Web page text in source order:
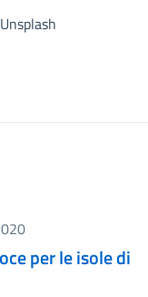
per le isole di